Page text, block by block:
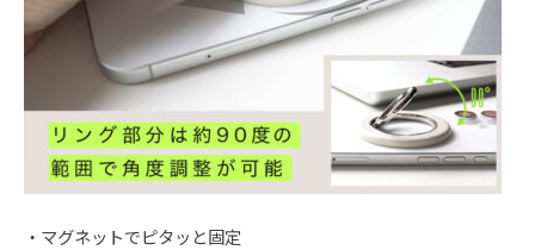
・マグネットでピタッと固定